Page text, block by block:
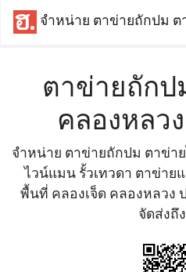
จำหน่าย ตาข่ายถักปม ต
ตาข่ายถักป
คลองหลว
จำหน่าย ตาข่ายถักปม ตาข่า
ไวน์แมน รั้วเทวดา ตาข่าย
พื้นที่ คลองเจ็ด คลองหลวง
จัดส่งถึ